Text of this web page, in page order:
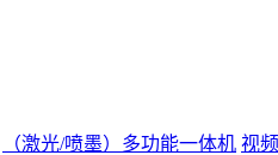
（激光/喷墨）多功能一体机 视